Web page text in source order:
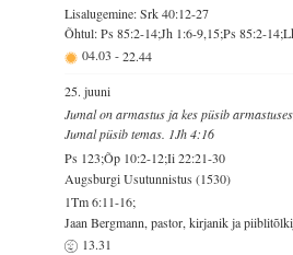
Lisalugemine: Srk 40:12-27
Õhtul: Ps 85:2-14;Jh 1:6-9,15;Ps 85:2-
04.03 -22.44
25. juuni
Jumal on armastus ja kes püsib
Jumal püsib temas. 1Jh 4:16
Ps 123;Õp 10:2-12;Ii 22:21-30
Augsburgi Usutunnistus (1530)
1Tm 6:11-16;
Jaan Bergmann, pastor, kirjanik ja
13.31